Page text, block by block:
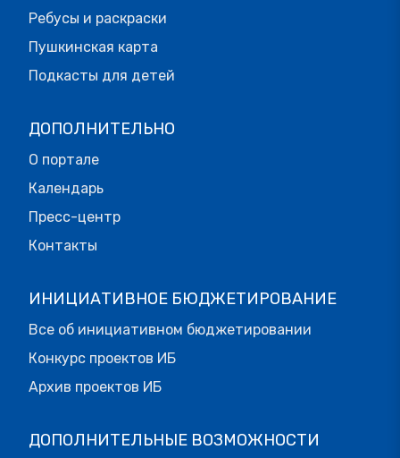
Ребусы и раскраски
Пушкинская карта
Подкасты для детей
ДОПОЛНИТЕЛЬНО
О портале
Календарь
Пресс-центр
Контакты
ИНИЦИАТИВНОЕ БЮДЖЕТИРОВАНИЕ
Все об инициативном бюджетировании
Конкурс проектов ИБ
Архив проектов ИБ
ДОПОЛНИТЕЛЬНЫЕ ВОЗМОЖНОСТИ